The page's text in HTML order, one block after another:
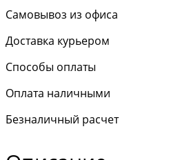
Самовывоз из офиса
Доставка курьером
Способы оплаты
Оплата наличными
Безналичный расчет